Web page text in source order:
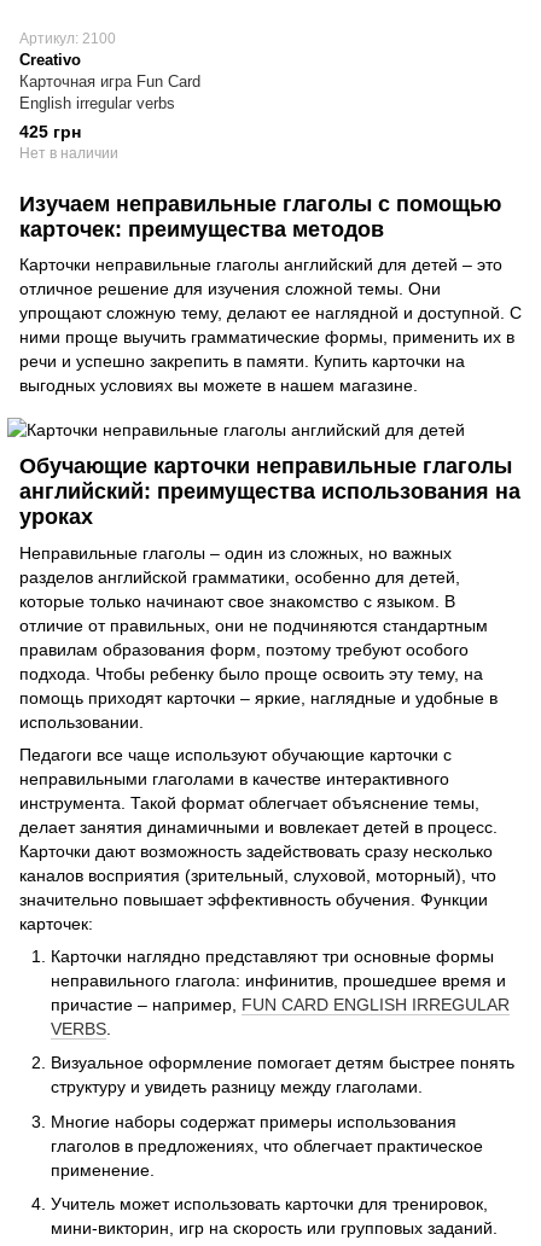
Изучаем неправильные глаголы с помощью
карточек: преимущества методов
Карточки неправильные глаголы английский для детей – это
отличное решение для изучения сложной темы. Они
упрощают сложную тему, делают ее наглядной и доступной. С
ними проще выучить грамматические формы, применить их в
речи и успешно закрепить в памяти. Купить карточки на
выгодных условиях вы можете в нашем магазине.
Обучающие карточки неправильные глаголы
английский: преимущества использования на
уроках
Неправильные глаголы – один из сложных, но важных
разделов английской грамматики, особенно для детей,
которые только начинают свое знакомство с языком. В
отличие от правильных, они не подчиняются стандартным
правилам образования форм, поэтому требуют особого
подхода. Чтобы ребенку было проще освоить эту тему, на
помощь приходят карточки – яркие, наглядные и удобные в
использовании.
Педагоги все чаще используют обучающие карточки с
неправильными глаголами в качестве интерактивного
инструмента. Такой формат облегчает объяснение темы,
делает занятия динамичными и вовлекает детей в процесс.
Карточки дают возможность задействовать сразу несколько
каналов восприятия (зрительный, слуховой, моторный), что
значительно повышает эффективность обучения. Функции
карточек:
Карточки наглядно представляют три основные формы
неправильного глагола: инфинитив, прошедшее время и
причастие – например, FUN CARD ENGLISH IRREGULAR
VERBS
Визуальное оформление помогает детям быстрее понять
структуру и увидеть разницу между глаголами.
Многие наборы содержат примеры использования
глаголов в предложениях, что облегчает практическое
применение.
Учитель может использовать карточки для тренировок,
мини-викторин, игр на скорость или групповых заданий.
Артикул: 2100
Creativo
Карточная игра Fun Card
English irregular verbs
425 грн
Нет в наличии